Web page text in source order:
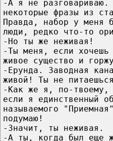
-А я не разговариваю.
некоторые фразы из
Правда, набор у меня
люди, редко что-то
-Но ты же неживая!
-Ты меня, если
живое существо и
-Ерунда. Заводная
живой! Ты не
-Как же я, по-твоему,
если я единственный
называемого
подумаю!
-Значит, ты неживая.
-А ты, когда был еще